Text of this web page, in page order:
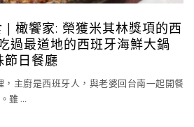
| 橄饗家: 榮獲米其林獎項的西
過最道地的西班牙海鮮大鍋
節日餐廳
主廚是西班牙人，與老婆回台南一起開餐
雖 …